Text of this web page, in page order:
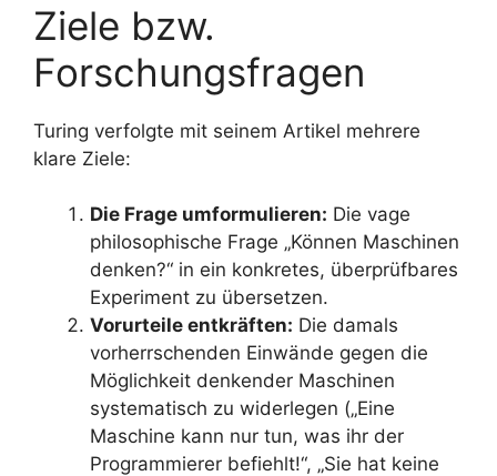
Ziele bzw.
Forschungsfragen
Turing verfolgte mit seinem Artikel mehrere
klare Ziele:
Die Frage umformulieren: Die vage
philosophische Frage „Können Maschinen
denken?“ in ein konkretes, überprüfbares
Experiment zu übersetzen.
Vorurteile entkräften: Die damals
vorherrschenden Einwände gegen die
Möglichkeit denkender Maschinen
systematisch zu widerlegen („Eine
Maschine kann nur tun, was ihr der
Programmierer befiehlt!“, „Sie hat keine